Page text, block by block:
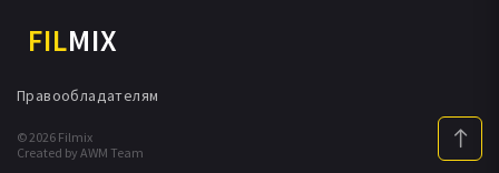
FILMIX
© 2026 Filmix
Created by AWM Team
Правообладателям